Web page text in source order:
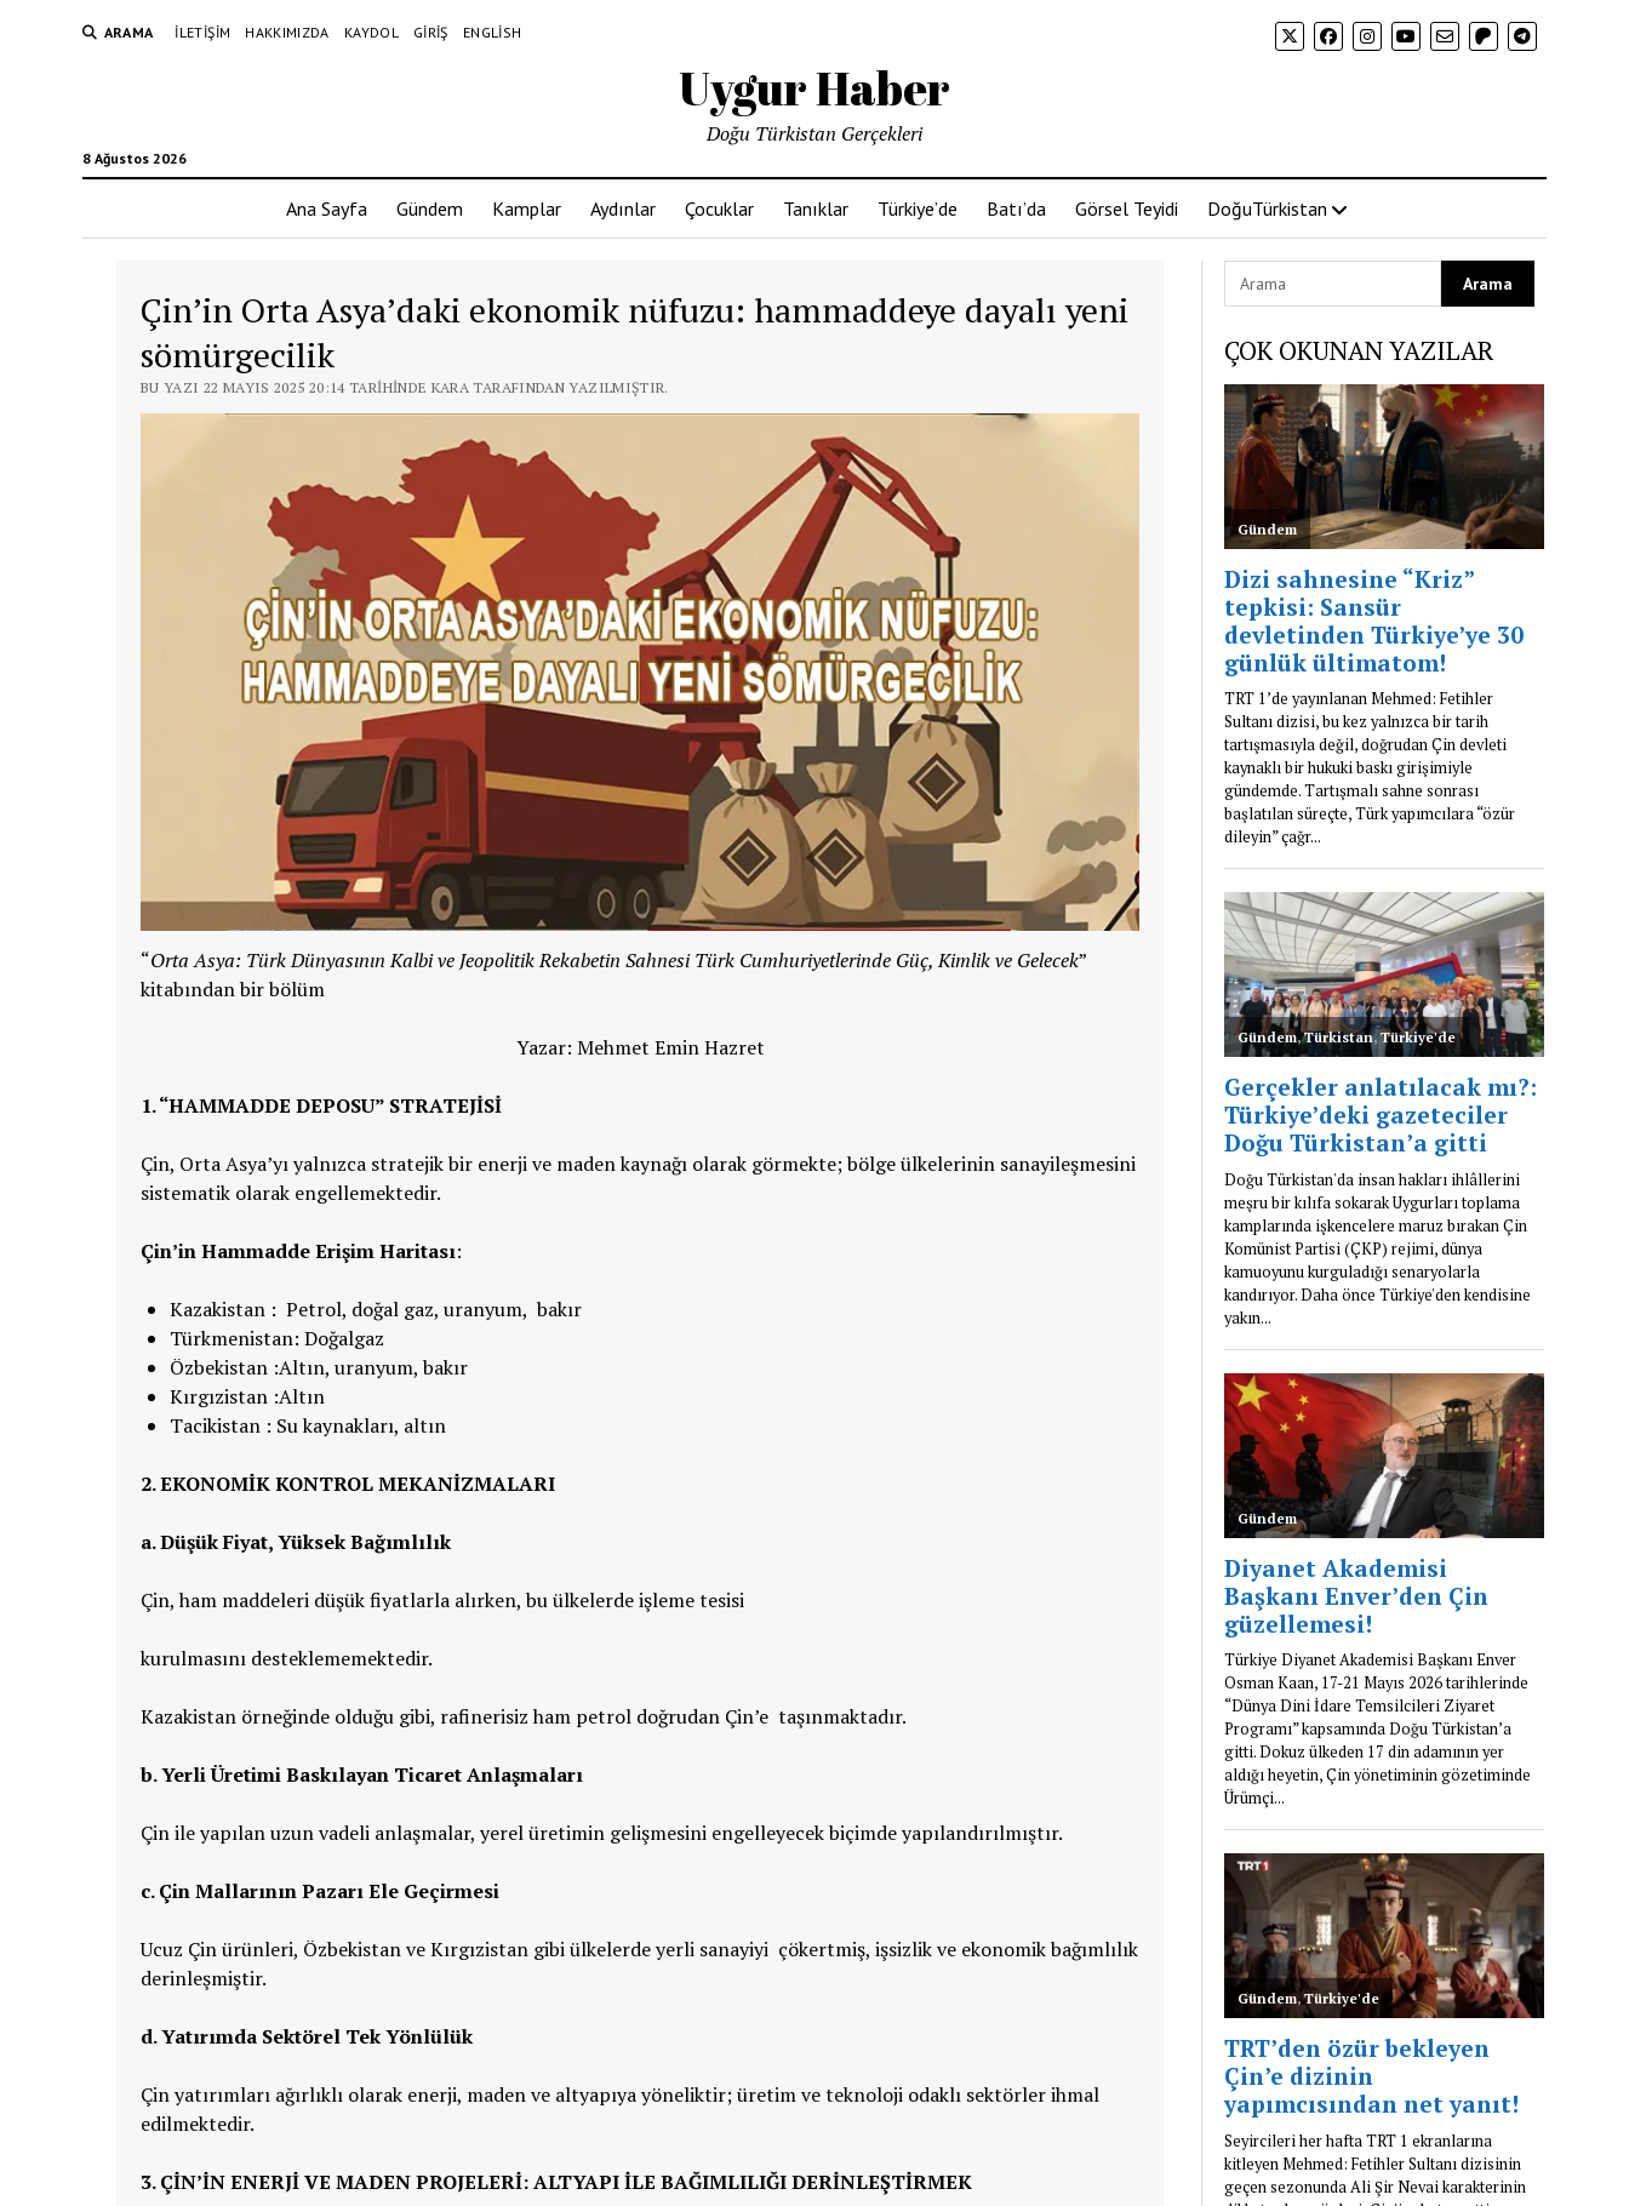
ARAMA İLETIŞIM HAKKIMIZDA KAYDOL GIRIŞ ENGLISH
Uygur Haber
8 Ağustos 2026
Doğu Türkistan Gerçekleri
Ana Sayfa Gündem Kamplar Aydınlar Çocuklar Tanıklar Türkiye’de Batı’da Görsel Teyidi DoğuTürkistan
Çin’in Orta Asya’daki ekonomik nüfuzu: hammaddeye dayalı yeni
sömürgecilik
BU YAZI 22 MAYIS 2025 20:14 TARIHINDE KARA TARAFINDAN YAZILMIŞTIR.
“Orta Asya: Türk Dünyasının Kalbi ve Jeopolitik Rekabetin Sahnesi Türk Cumhuriyetlerinde Güç, Kimlik ve Gelecek”
kitabından bir bölüm
Yazar: Mehmet Emin Hazret
1. “HAMMADDE DEPOSU” STRATEJISI
Çin, Orta Asya’yı yalnızca stratejik bir enerji ve maden kaynağı olarak görmekte; bölge ülkelerinin sanayileşmesini
sistematik olarak engellemektedir.
Çin’in Hammadde Erişim Haritası:
Kazakistan : Petrol, doğal gaz, uranyum, bakır
Türkmenistan: Doğalgaz
Özbekistan :Altın, uranyum, bakır
Kırgızistan :Altın
Tacikistan : Su kaynakları, altın
2. EKONOMIK KONTROL MEKANIZMALARI
a. Düşük Fiyat, Yüksek Bağımlılık
Çin, ham maddeleri düşük fiyatlarla alırken, bu ülkelerde işleme tesisi
kurulmasını desteklememektedir.
Kazakistan örneğinde olduğu gibi, rafinerisiz ham petrol doğrudan Çin’e taşınmaktadır.
b. Yerli Üretimi Baskılayan Ticaret Anlaşmaları
Çin ile yapılan uzun vadeli anlaşmalar, yerel üretimin gelişmesini engelleyecek biçimde yapılandırılmıştır.
c. Çin Mallarının Pazarı Ele Geçirmesi
Ucuz Çin ürünleri, Özbekistan ve Kırgızistan gibi ülkelerde yerli sanayiyi çökertmiş, işsizlik ve ekonomik bağımlılık
derinleşmiştir.
d. Yatırımda Sektörel Tek Yönlülük
Çin yatırımları ağırlıklı olarak enerji, maden ve altyapıya yöneliktir; üretim ve teknoloji odaklı sektörler ihmal
edilmektedir.
3. ÇIN’IN ENERJI VE MADEN PROJELERI: ALTYAPI ILE BAĞIMLILIĞI DERINLEŞTIRMEK
ÇOK OKUNAN YAZILAR